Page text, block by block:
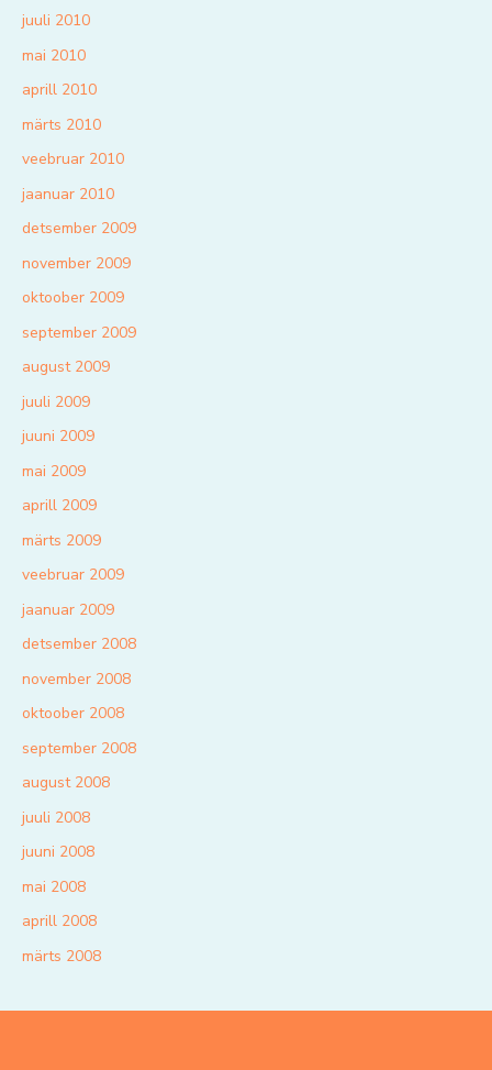
juuli 2010
mai 2010
aprill 2010
märts 2010
veebruar 2010
jaanuar 2010
detsember 2009
november 2009
oktoober 2009
september 2009
august 2009
juuli 2009
juuni 2009
mai 2009
aprill 2009
märts 2009
veebruar 2009
jaanuar 2009
detsember 2008
november 2008
oktoober 2008
september 2008
august 2008
juuli 2008
juuni 2008
mai 2008
aprill 2008
märts 2008